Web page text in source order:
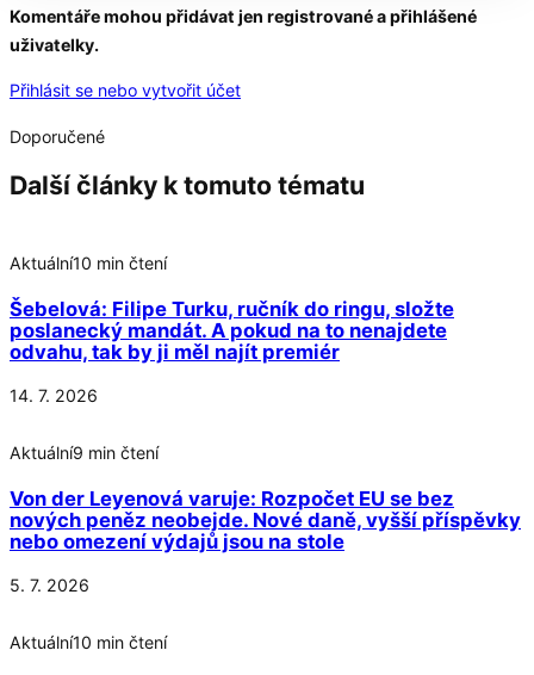
Komentáře mohou přidávat jen registrované a přihlášené
uživatelky.
Přihlásit se nebo vytvořit účet
Doporučené
Další články k tomuto tématu
Aktuální10 min čtení
Šebelová: Filipe Turku, ručník do ringu, složte
poslanecký mandát. A pokud na to nenajdete
odvahu, tak by ji měl najít premiér
14. 7. 2026
Aktuální9 min čtení
Von der Leyenová varuje: Rozpočet EU se bez
nových peněz neobejde. Nové daně, vyšší příspěvky
nebo omezení výdajů jsou na stole
5. 7. 2026
Aktuální10 min čtení